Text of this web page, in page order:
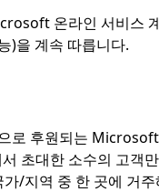
온라인 서비스
)을 계속 따릅니다.
로 후원되는
초대한 소수의 고객
/지역 중 한 곳에 거